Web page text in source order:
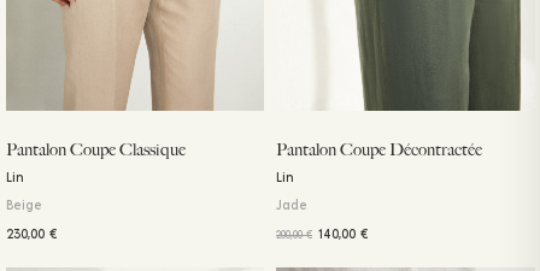
Pantalon Coupe Classique
Lin
Beige
230,00 €
Pantalon Coupe Décontractée
Lin
Jade
200,00€ 140,00 €